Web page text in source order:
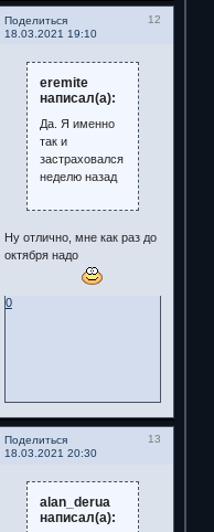
Поделиться
12
18.03.2021 19:10
eremite
написал(а):
Да. Я именно
так и
застраховался
неделю назад
Ну отлично, мне как раз до
октября надо
0
Поделиться
13
18.03.2021 20:30
alan_derua
написал(а):